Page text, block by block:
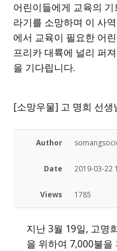
어린이들에게 교육의
라기를 소망하며 이 사
에서 교육이 필요한 어
프리카 대륙에 널리 퍼
을 기다립니다.
[소망우물] 고 명희 선생
Author
Date 2019-03-22
Views 1785
지난 3월 19일, 고명
을 위하여 7,000불을